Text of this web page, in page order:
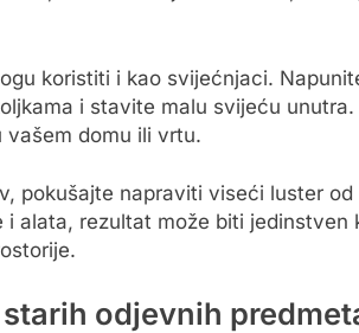
koristiti i kao svijećnjaci.
i stavite malu svijeću
domu ili vrtu.
pokušajte napraviti viseći luster
alata, rezultat može biti jedinstven
odjevnih